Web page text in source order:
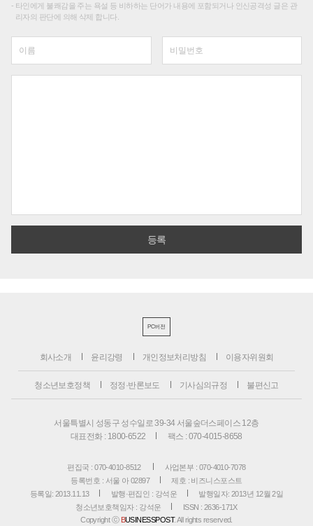
타인에게 불쾌감을 주는 욕설 등 비하하는 단어가 내용에 포함되거나 인신공격성 글은 관
리자의 판단에 의해 삭제 합니다.
PC버전
회사소개 윤리강령 개인정보처리방침 이용자위원회
청소년보호정책 정정·반론보도 기사심의규정 불편신고
서울특별시 성동구 성수일로 39-34 서울숲더스페이스 12층
대표전화 : 1800-6522
팩스 : 070-4015-8658
편집국 : 070-4010-8512
사업본부 : 070-4010-7078
등록번호 : 서울 아 02897
제호 : 비즈니스포스트
등록일: 2013.11.13
발행·편집인 : 강석운
발행일자: 2013년 12월 2일
청소년보호책임자 : 강석운
ISSN : 2636-171X
Copyright ⓒ BUSINESSPOST. All rights reserved.